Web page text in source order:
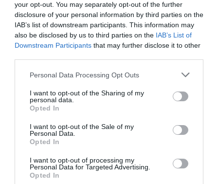
your opt-out. You may separately opt-out of the further
disclosure of your personal information by third parties on the
IAB’s list of downstream participants. This information may
also be disclosed by us to third parties on the IAB’s List of
Downstream Participants that may further disclose it to other
Please note that this website/app uses one or more Google
not limited to your visit or usage behaviour. You may click to
grant or deny consent to Google and its third-party tags to
use your data for below specified purposes in below Google
consent section.
Personal Data Processing Opt Outs
I want to opt-out of the Sharing of my
personal data.
Opted In
I want to opt-out of the Sale of my
Personal Data.
Opted In
I want to opt-out of processing my
Personal Data for Targeted Advertising.
Opted In
AJÁNLÓ
NÉPI NAPTÁR NYOMÁBAN:
LŐRINC A DINNYÉBEN,
NAGYBOLDOGASSZONY
FÉNYE ÉS A NYÁRUTÓ ELSŐ
VIHARHOZÓ ILLÉS, JAKAB
JELEI, ANNA NAPJA ÉS A NYÁR